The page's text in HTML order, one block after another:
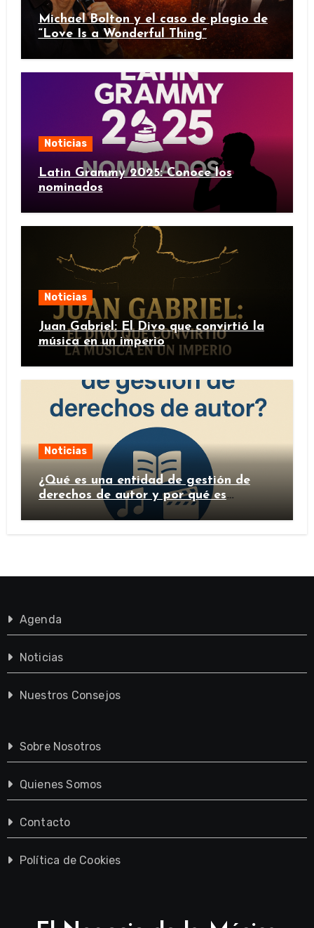
Michael Bolton y el caso de plagio de
“Love Is a Wonderful Thing”
Noticias
Latin Grammy 2025: Conoce los
nominados
Noticias
Juan Gabriel: El Divo que convirtió la
música en un imperio
Noticias
¿Qué es una entidad de gestión de
derechos de autor y por qué es
importante?
Agenda
Noticias
Nuestros Consejos
Sobre Nosotros
Quienes Somos
Contacto
Política de Cookies